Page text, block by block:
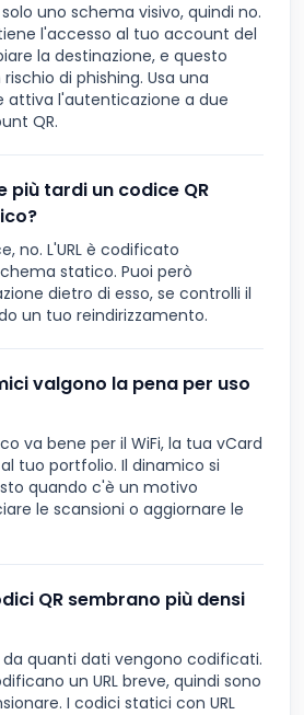
uno schema visivo, quindi no.
l'accesso al tuo account del
la destinazione, e questo
di phishing. Usa una
attiva l'autenticazione a due
QR.
più tardi un codice QR
no. L'URL è codificato
statico. Puoi però
dietro di esso, se controlli il
un tuo reindirizzamento.
valgono la pena per uso
va bene per il WiFi, la tua vCard
tuo portfolio. Il dinamico si
quando c'è un motivo
le scansioni o aggiornare le
QR sembrano più densi
quanti dati vengono codificati.
un URL breve, quindi sono
I codici statici con URL